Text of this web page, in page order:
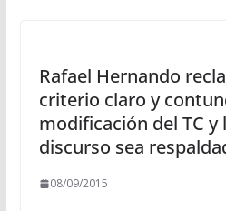
Rafael Hernando
criterio claro y
modificación del TC
discurso sea
08/09/2015